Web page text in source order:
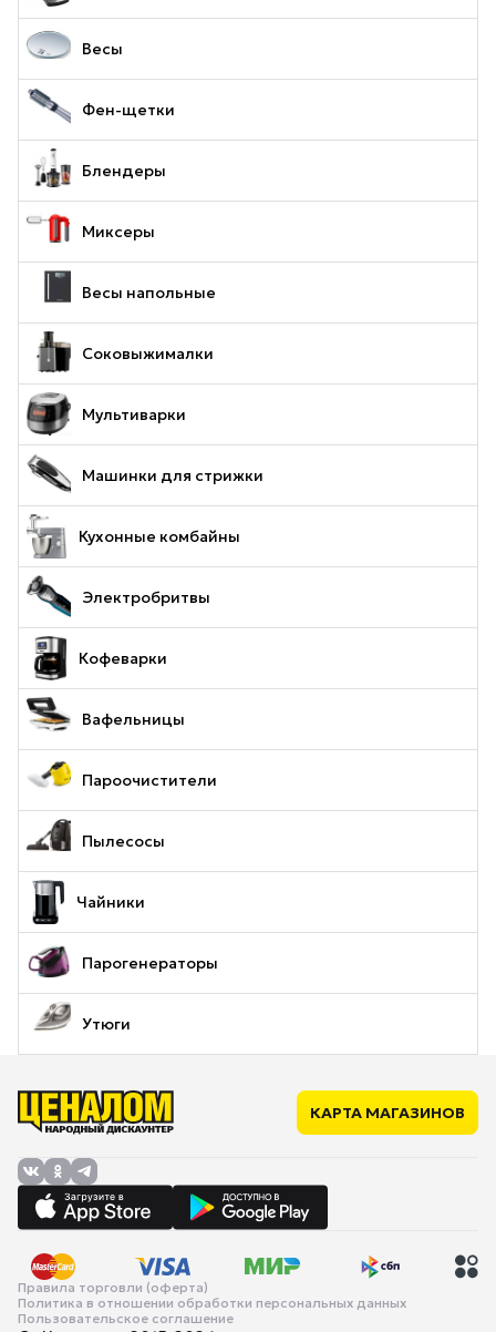
Весы
Фен-щетки
Блендеры
Миксеры
Весы напольные
Соковыжималки
Мультиварки
Машинки для стрижки
Кухонные комбайны
Электробритвы
Кофеварки
Вафельницы
Пароочистители
Пылесосы
Чайники
Парогенераторы
Утюги
КАРТА МАГАЗИНОВ
Правила торговли (оферта)
Политика в отношении обработки персональных данных
Пользовательское соглашение